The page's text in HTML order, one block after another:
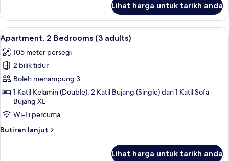
children)
2
Bedrooms
(2
Adults
+
4
children)
Lihat harga untuk tarikh anda
Lihat
semua
foto
untuk
Apartment,
2
Bedrooms
(3
adults)
2 bilik tidur, peti besi dalam bilik,
11
Apartment, 2 Bedrooms (3 adults)
105 meter persegi
2 bilik tidur
Boleh menampung 3
1 Katil Kelamin (Double), 2 Katil Bujang (Single) dan 1 Katil Sofa
Bujang XL
Wi-Fi percuma
Butiran lanjut
Butiran
Lihat harga untuk tarikh anda